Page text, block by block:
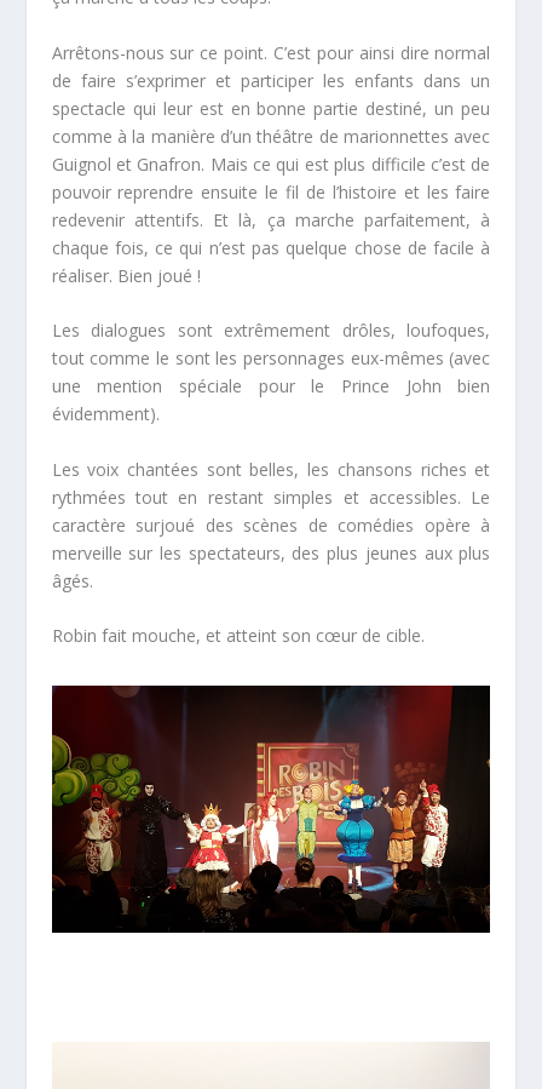
Arrêtons-nous sur ce point. C’est pour ainsi dire normal
de faire s’exprimer et participer les enfants dans un
spectacle qui leur est en bonne partie destiné, un peu
comme à la manière d’un théâtre de marionnettes avec
Guignol et Gnafron. Mais ce qui est plus difficile c’est de
pouvoir reprendre ensuite le fil de l’histoire et les faire
redevenir attentifs. Et là, ça marche parfaitement, à
chaque fois, ce qui n’est pas quelque chose de facile à
réaliser. Bien joué !
Les dialogues sont extrêmement drôles, loufoques,
tout comme le sont les personnages eux-mêmes (avec
une mention spéciale pour le Prince John bien
évidemment).
Les voix chantées sont belles, les chansons riches et
rythmées tout en restant simples et accessibles. Le
caractère surjoué des scènes de comédies opère à
merveille sur les spectateurs, des plus jeunes aux plus
âgés.
Robin fait mouche, et atteint son cœur de cible.